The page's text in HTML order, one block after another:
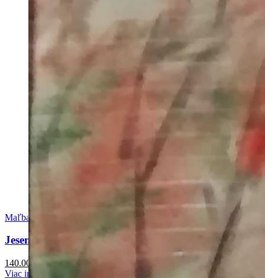
Maľba
Jesenné ráno
140.00 €
Viac info